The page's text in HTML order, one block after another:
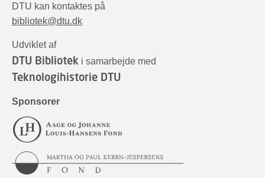
DTU kan kontaktes på
bibliotek@dtu.dk
Udviklet af
DTU Bibliotek i samarbejde med
Teknologihistorie DTU
Sponsorer